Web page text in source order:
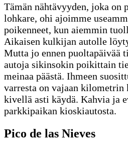
Tämän nähtävyyden, joka on
lohkare, ohi ajoimme
poikenneet, kun aiemmin
Aikaisen kulkijan autolle
Mutta jo ennen puoltapäivää
autoja sikinsokin poikittain
meinaa päästä. Ihmeen
varresta on vajaan kilometrin
kivellä asti käydä. Kahvia ja
parkkipaikan kioskiautosta.
Pico de las Nieves